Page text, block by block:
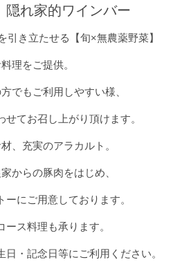
隠れ家的ワインバー
き立たせる【旬×無農薬野菜】
理をご提供。
でもご利用しやすい様、
てお召し上がり頂けます。
、充実のアラカルト。
からの豚肉をはじめ、
ーにご用意しております。
ース料理も承ります。
・記念日等にご利用ください。